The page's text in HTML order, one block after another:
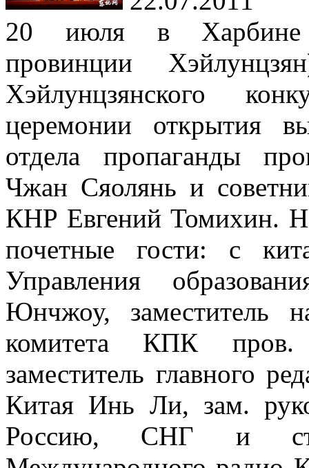
20 июля в Харбине
провинции
Хэйлунцзянского
церемонии открытия
отдела пропаганды
Чжан Сяолянь и
КНР Евгений Томихин.
почетные гости: с
Управления
Юнчжоу, заместитель
комитета КПК
заместитель главного
Китая Инь Ли, зам.
Россию, СНГ и